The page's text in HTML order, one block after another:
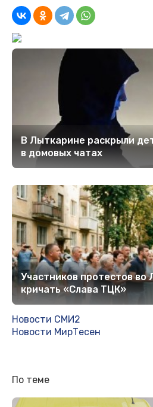
В Лыткарине раскрыли
в домовых чатах
Участников протестов во
кричать «Слава ТЦК»
Новости СМИ2
Новости МирТесен
По теме